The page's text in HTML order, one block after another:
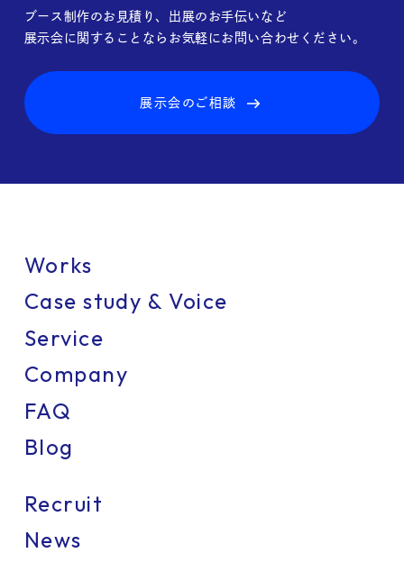
ブース制作のお見積り、出展のお手伝いなど
展示会に関することならお気軽にお問い合わせください。
展示会のご相談
Works
Case study & Voice
Service
Company
FAQ
Blog
Recruit
News